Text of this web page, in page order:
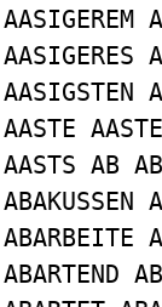
AASIGEREM
AASIGERES
AASIGSTEN
AASTE
AASTS AB
ABAKUSSEN
ABARBEITE
ABARTEND